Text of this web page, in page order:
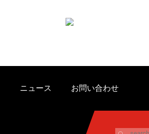
ニュース お問い合わせ